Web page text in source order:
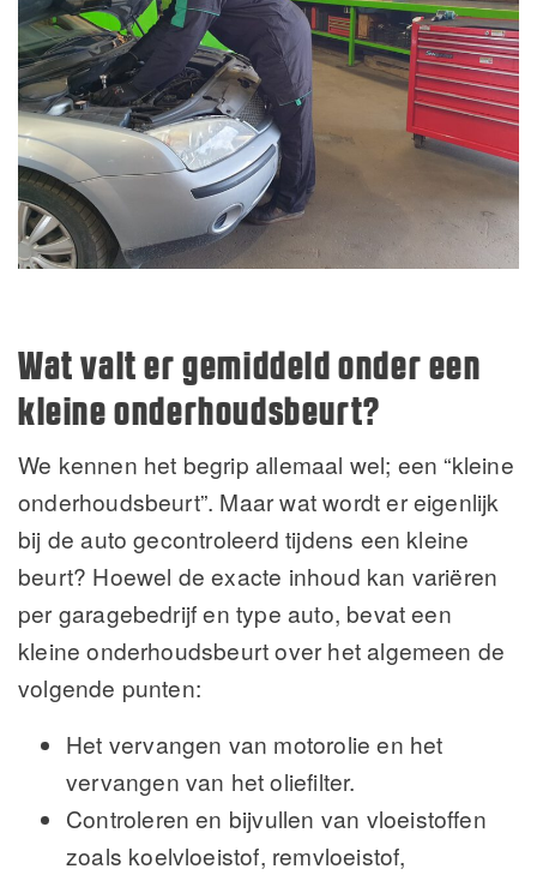
Wat valt er gemiddeld onder een
kleine onderhoudsbeurt?
We kennen het begrip allemaal wel; een “kleine
onderhoudsbeurt”. Maar wat wordt er eigenlijk
bij de auto gecontroleerd tijdens een kleine
beurt? Hoewel de exacte inhoud kan variëren
per garagebedrijf en type auto, bevat een
kleine onderhoudsbeurt over het algemeen de
volgende punten:
Het vervangen van motorolie en het
vervangen van het oliefilter.
Controleren en bijvullen van vloeistoffen
zoals koelvloeistof, remvloeistof,